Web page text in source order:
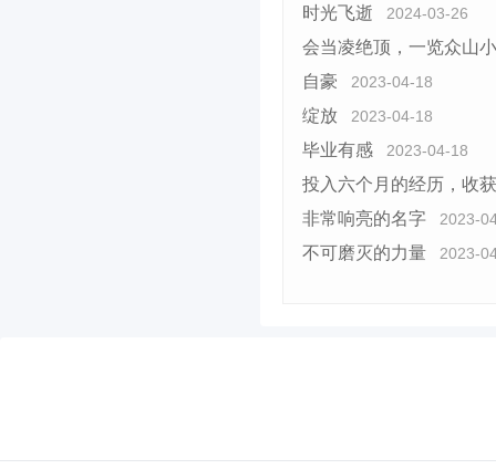
时光飞逝 2024-03-26
会当凌绝顶，一览众山小
自豪
2023-04-18
绽放 2023-04-18
毕业有感 2023-04-18
投入六个月的经历，收
非常响亮的名字
2023-
不可磨灭的力量 2023-